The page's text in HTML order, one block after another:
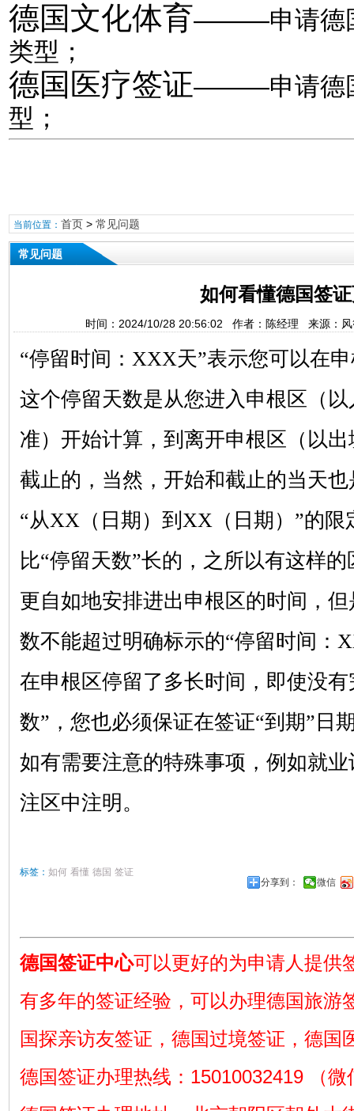
德国文化体育———申请德
类型；
德国医疗签证———申请德
型；
当前位置： 首页> 常见问题
常见问题
如何看懂德国签
时间：2024/10/28 20:56:02 作者：陈经理 来源：
“停留时间：XXX天”表示您可以在
这个停留天数是从您进入申根区（
准）开始计算，到离开申根区（以
截止的，当然，开始和截止的当天
“从XX（日期）到XX（日期）”的限
比“停留天数”长的，之所以有这样
更自如地安排进出申根区的时间，
数不能超过明确标示的“停留时间：
在申根区停留了多长时间，即使没
数”，您也必须保证在签证“到期”日
如有需要注意的特殊事项，例如就
注区中注明。
标签： 如何 看懂 德国 签证
分享到：
微信
德国签证中心可以更好的为申请人提供
有多年的签证经验，可以办理德国旅游
国探亲访友签证，德国过境签证，德国
德国签证办理热线：15010032419 （